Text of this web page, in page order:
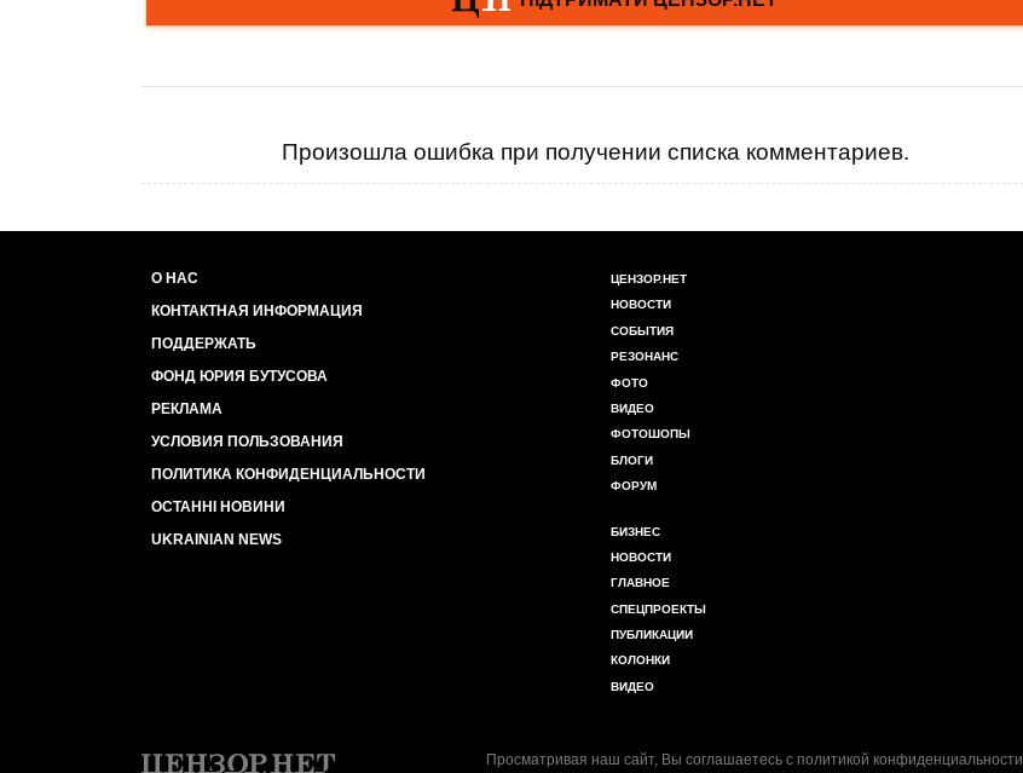
Произошла ошибка при получении списка комментариев.
О НАС
КОНТАКТНАЯ ИНФОРМАЦИЯ
ПОДДЕРЖАТЬ
ФОНД ЮРИЯ БУТУСОВА
РЕКЛАМА
УСЛОВИЯ ПОЛЬЗОВАНИЯ
ПОЛИТИКА КОНФИДЕНЦИАЛЬНОСТИ
ОСТАННІ НОВИНИ
UKRAINIAN NEWS
ЦЕНЗОР.НЕТ
НОВОСТИ
СОБЫТИЯ
РЕЗОНАНС
ФОТО
ВИДЕО
ФОТОШОПЫ
БЛОГИ
ФОРУМ
БИЗНЕС
НОВОСТИ
ГЛАВНОЕ
СПЕЦПРОЕКТЫ
ПУБЛИКАЦИИ
КОЛОНКИ
ВИДЕО
Просматривая наш сайт, Вы соглашаетесь с политикой конфиденциальности